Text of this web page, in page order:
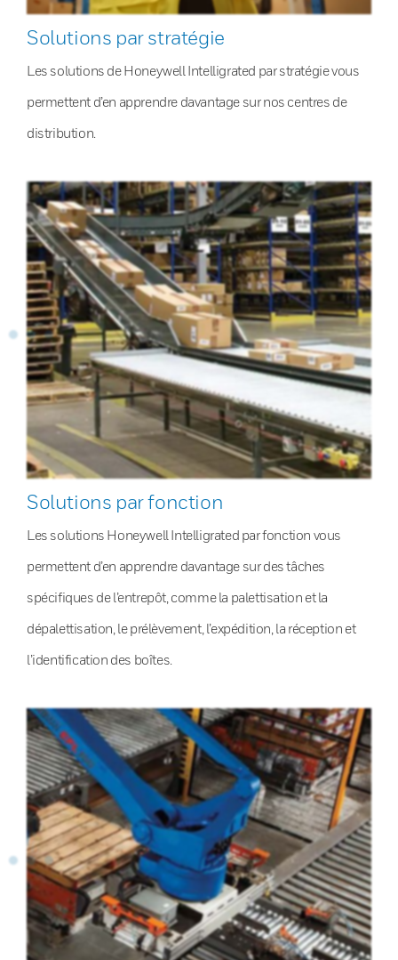
Solutions par stratégie
Les solutions de Honeywell Intelligrated par stratégie vous
permettent d’en apprendre davantage sur nos centres de
distribution.
Solutions par fonction
Les solutions Honeywell Intelligrated par fonction vous
permettent d’en apprendre davantage sur des tâches
spécifiques de l’entrepôt, comme la palettisation et la
dépalettisation, le prélèvement, l’expédition, la réception et
l’identification des boîtes.